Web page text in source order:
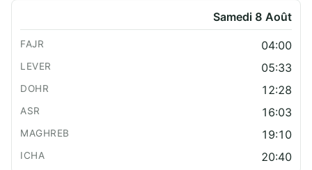
Samedi 8 Août
04:00
05:33
12:28
16:03
19:10
20:40